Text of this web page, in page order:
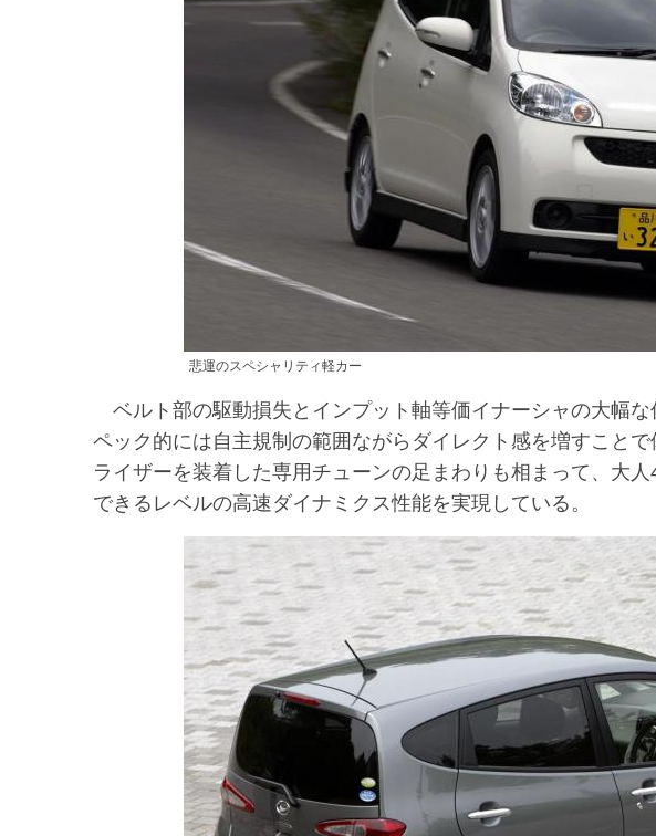
悲運のスペシャリティ軽カー
ベルト部の駆動損失とインプット軸等価イナーシャの大幅
ペック的には自主規制の範囲ながらダイレクト感を増すこと
ライザーを装着した専用チューンの足まわりも相まって、大
できるレベルの高速ダイナミクス性能を実現している。